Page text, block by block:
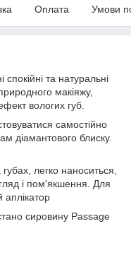
Оплата Умови
та натуральні
макіяжу,
вологих губ.
самостійно
діамантового блиску.
легко наноситься,
і пом'якшення. Для
сировину Passage